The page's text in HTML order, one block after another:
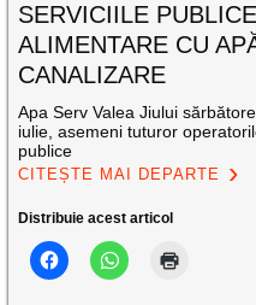
SERVICIILE
ALIMENTARE CU
CANALIZARE
Apa Serv Valea Jiului
iulie, asemeni tuturor
publice
CITEȘTE MAI DEPARTE
Distribuie acest articol